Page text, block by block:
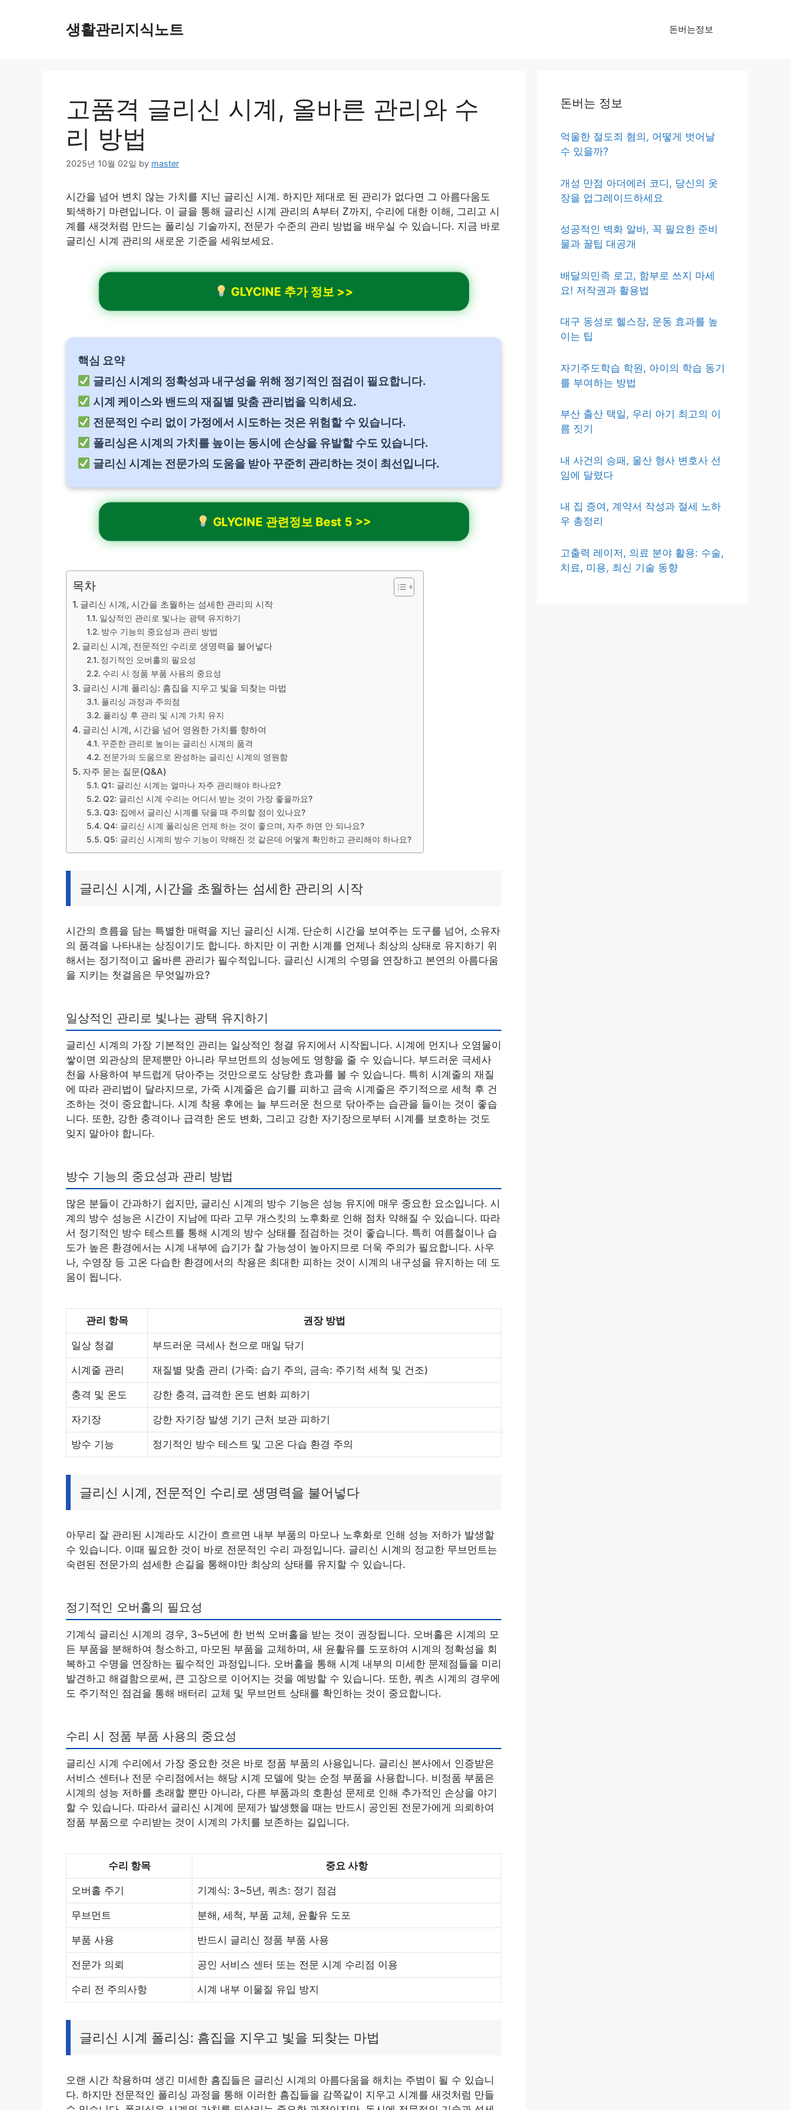
생활관리지식노트 돈버는정보
고품격 글리신 시계, 올바른 관리와 수
리 방법
2025년 10월 02일 by master
시간을 넘어 변치 않는 가치를 지닌 글리신 시계. 하지만 제대로 된 관리가 없다면 그 아름다움도
퇴색하기 마련입니다. 이 글을 통해 글리신 시계 관리의 A부터 Z까지, 수리에 대한 이해, 그리고 시
계를 새것처럼 만드는 폴리싱 기술까지, 전문가 수준의 관리 방법을 배우실 수 있습니다. 지금 바로
글리신 시계 관리의 새로운 기준을 세워보세요.
GLYCINE 추가 정보 >>
핵심 요약
글리신 시계의 정확성과 내구성을 위해 정기적인 점검이 필요합니다.
시계 케이스와 밴드의 재질별 맞춤 관리법을 익히세요.
전문적인 수리 없이 가정에서 시도하는 것은 위험할 수 있습니다.
폴리싱은 시계의 가치를 높이는 동시에 손상을 유발할 수도 있습니다.
글리신 시계는 전문가의 도움을 받아 꾸준히 관리하는 것이 최선입니다.
GLYCINE 관련정보 Best 5 >>
목차
글리신 시계, 시간을 초월하는 섬세한 관리의 시작
일상적인 관리로 빛나는 광택 유지하기
방수 기능의 중요성과 관리 방법
글리신 시계, 전문적인 수리로 생명력을 불어넣다
정기적인 오버홀의 필요성
수리 시 정품 부품 사용의 중요성
글리신 시계 폴리싱: 흠집을 지우고 빛을 되찾는 마법
폴리싱 과정과 주의점
폴리싱 후 관리 및 시계 가치 유지
글리신 시계, 시간을 넘어 영원한 가치를 향하여
꾸준한 관리로 높이는 글리신 시계의 품격
전문가의 도움으로 완성하는 글리신 시계의 영원함
자주 묻는 질문(Q&A)
Q1: 글리신 시계는 얼마나 자주 관리해야 하나요?
Q2: 글리신 시계 수리는 어디서 받는 것이 가장 좋을까요?
Q3: 집에서 글리신 시계를 닦을 때 주의할 점이 있나요?
Q4: 글리신 시계 폴리싱은 언제 하는 것이 좋으며, 자주 하면 안 되나요?
Q5: 글리신 시계의 방수 기능이 약해진 것 같은데 어떻게 확인하고 관리해야 하나요?
글리신 시계, 시간을 초월하는 섬세한 관리의 시작
시간의 흐름을 담는 특별한 매력을 지닌 글리신 시계. 단순히 시간을 보여주는 도구를 넘어, 소유자
의 품격을 나타내는 상징이기도 합니다. 하지만 이 귀한 시계를 언제나 최상의 상태로 유지하기 위
해서는 정기적이고 올바른 관리가 필수적입니다. 글리신 시계의 수명을 연장하고 본연의 아름다움
을 지키는 첫걸음은 무엇일까요?
일상적인 관리로 빛나는 광택 유지하기
글리신 시계의 가장 기본적인 관리는 일상적인 청결 유지에서 시작됩니다. 시계에 먼지나 오염물이
쌓이면 외관상의 문제뿐만 아니라 무브먼트의 성능에도 영향을 줄 수 있습니다. 부드러운 극세사
천을 사용하여 부드럽게 닦아주는 것만으로도 상당한 효과를 볼 수 있습니다. 특히 시계줄의 재질
에 따라 관리법이 달라지므로, 가죽 시계줄은 습기를 피하고 금속 시계줄은 주기적으로 세척 후 건
조하는 것이 중요합니다. 시계 착용 후에는 늘 부드러운 천으로 닦아주는 습관을 들이는 것이 좋습
니다. 또한, 강한 충격이나 급격한 온도 변화, 그리고 강한 자기장으로부터 시계를 보호하는 것도
잊지 말아야 합니다.
방수 기능의 중요성과 관리 방법
많은 분들이 간과하기 쉽지만, 글리신 시계의 방수 기능은 성능 유지에 매우 중요한 요소입니다. 시
계의 방수 성능은 시간이 지남에 따라 고무 개스킷의 노후화로 인해 점차 약해질 수 있습니다. 따라
서 정기적인 방수 테스트를 통해 시계의 방수 상태를 점검하는 것이 좋습니다. 특히 여름철이나 습
도가 높은 환경에서는 시계 내부에 습기가 찰 가능성이 높아지므로 더욱 주의가 필요합니다. 사우
나, 수영장 등 고온 다습한 환경에서의 착용은 최대한 피하는 것이 시계의 내구성을 유지하는 데 도
움이 됩니다.
관리 항목 권장 방법
일상 청결 부드러운 극세사 천으로 매일 닦기
시계줄 관리 재질별 맞춤 관리 (가죽: 습기 주의, 금속: 주기적 세척 및 건조)
충격 및 온도 강한 충격, 급격한 온도 변화 피하기
자기장 강한 자기장 발생 기기 근처 보관 피하기
방수 기능 정기적인 방수 테스트 및 고온 다습 환경 주의
글리신 시계, 전문적인 수리로 생명력을 불어넣다
아무리 잘 관리된 시계라도 시간이 흐르면 내부 부품의 마모나 노후화로 인해 성능 저하가 발생할
수 있습니다. 이때 필요한 것이 바로 전문적인 수리 과정입니다. 글리신 시계의 정교한 무브먼트는
숙련된 전문가의 섬세한 손길을 통해야만 최상의 상태를 유지할 수 있습니다.
정기적인 오버홀의 필요성
기계식 글리신 시계의 경우, 3~5년에 한 번씩 오버홀을 받는 것이 권장됩니다. 오버홀은 시계의 모
든 부품을 분해하여 청소하고, 마모된 부품을 교체하며, 새 윤활유를 도포하여 시계의 정확성을 회
복하고 수명을 연장하는 필수적인 과정입니다. 오버홀을 통해 시계 내부의 미세한 문제점들을 미리
발견하고 해결함으로써, 큰 고장으로 이어지는 것을 예방할 수 있습니다. 또한, 쿼츠 시계의 경우에
도 주기적인 점검을 통해 배터리 교체 및 무브먼트 상태를 확인하는 것이 중요합니다.
수리 시 정품 부품 사용의 중요성
글리신 시계 수리에서 가장 중요한 것은 바로 정품 부품의 사용입니다. 글리신 본사에서 인증받은
서비스 센터나 전문 수리점에서는 해당 시계 모델에 맞는 순정 부품을 사용합니다. 비정품 부품은
시계의 성능 저하를 초래할 뿐만 아니라, 다른 부품과의 호환성 문제로 인해 추가적인 손상을 야기
할 수 있습니다. 따라서 글리신 시계에 문제가 발생했을 때는 반드시 공인된 전문가에게 의뢰하여
정품 부품으로 수리받는 것이 시계의 가치를 보존하는 길입니다.
수리 항목 중요 사항
오버홀 주기 기계식: 3~5년, 쿼츠: 정기 점검
무브먼트 분해, 세척, 부품 교체, 윤활유 도포
부품 사용 반드시 글리신 정품 부품 사용
전문가 의뢰 공인 서비스 센터 또는 전문 시계 수리점 이용
수리 전 주의사항 시계 내부 이물질 유입 방지
글리신 시계 폴리싱: 흠집을 지우고 빛을 되찾는 마법
오랜 시간 착용하며 생긴 미세한 흠집들은 글리신 시계의 아름다움을 해치는 주범이 될 수 있습니
다. 하지만 전문적인 폴리싱 과정을 통해 이러한 흠집들을 감쪽같이 지우고 시계를 새것처럼 만들
돈버는 정보
억울한 절도죄 혐의, 어떻게 벗어날
수 있을까?
개성 만점 아더에러 코디, 당신의 옷
장을 업그레이드하세요
성공적인 벽화 알바, 꼭 필요한 준비
물과 꿀팁 대공개
배달의민족 로고, 함부로 쓰지 마세
요! 저작권과 활용법
대구 동성로 헬스장, 운동 효과를 높
이는 팁
자기주도학습 학원, 아이의 학습 동기
를 부여하는 방법
부산 출산 택일, 우리 아기 최고의 이
름 짓기
내 사건의 승패, 울산 형사 변호사 선
임에 달렸다
내 집 증여, 계약서 작성과 절세 노하
우 총정리
고출력 레이저, 의료 분야 활용: 수술,
치료, 미용, 최신 기술 동향